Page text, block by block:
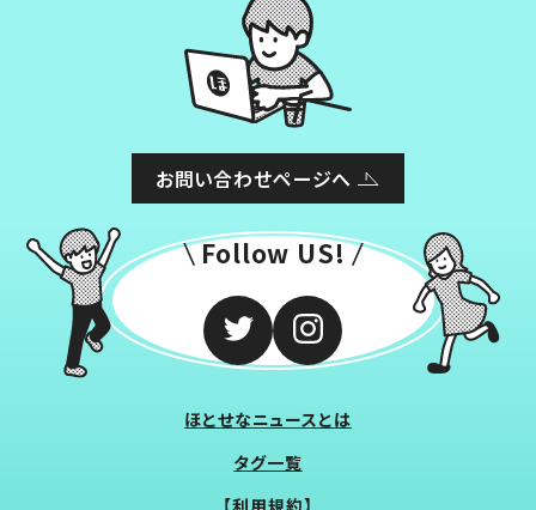
お問い合わせページへ
Follow US!
ほとせなニュースとは
タグ一覧